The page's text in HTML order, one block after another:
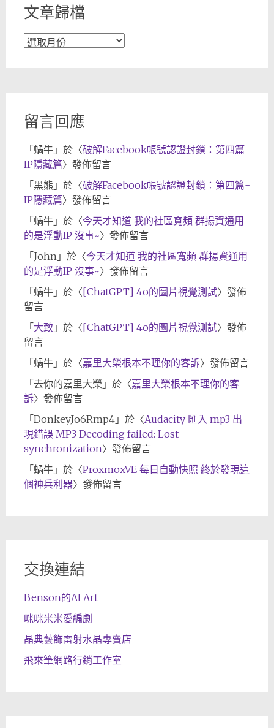
文章歸檔
文
留言回應
「 蝸牛」於〈破解Facebook帳號認證封鎖：第四篇-
IP隱藏篇〉發佈留言
「 黑熊 」於〈破解Facebook帳號認證封鎖：第四篇-
IP隱藏篇〉發佈留言
「 蝸牛」於〈今天才知道 我的社區寬頻 群揚資通用
的是浮動IP 沒事~〉發佈留言
「 John」於〈今天才知道 我的社區寬頻 群揚資通用
的是浮動IP 沒事~〉發佈留言
「 蝸牛」於〈[ChatGPT] 4o的圖片視覺測試〉發佈
留言
「 大致 」於〈[ChatGPT] 4o的圖片視覺測試〉發佈
留言
「 蝸牛」於〈嘉里大榮根本不理你的客訴〉發佈留言
「 去你的嘉里大榮 」於〈嘉里大榮根本不理你的客
訴〉發佈留言
「 DonkeyJo6Rmp4」於〈Audacity 匯入 mp3 出
現錯誤 MP3 Decoding failed: Lost
synchronization〉發佈留言
「 蝸牛」於〈ProxmoxVE 每日自動快照 終於發現這
個神兵利器〉發佈留言
交換連結
Benson的AI Art
咪咪米米愛編劇
晶典藝飾雷射水晶專賣店
飛來筆網路行銷工作室